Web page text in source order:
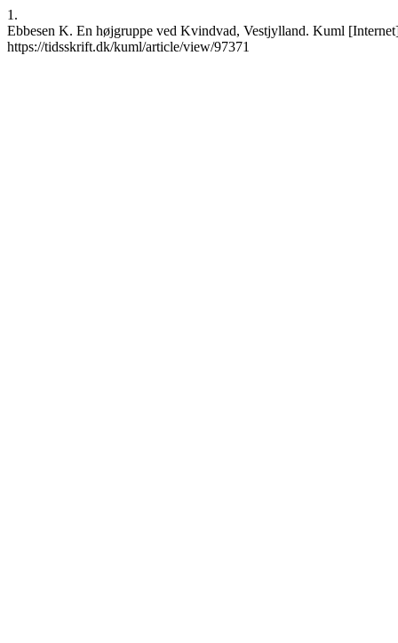
1.
Ebbesen K. En højgruppe ved Kvindvad, Vestjylland. Kuml
https://tidsskrift.dk/kuml/article/view/97371